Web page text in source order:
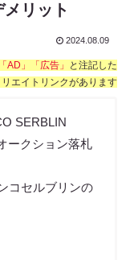
リット
2024.08.09
「AD」「広告」
と注記した
リエイトリンクがあります
SERBLIN
ークション落札
コセルブリンの